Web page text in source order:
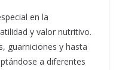
en la
y valor nutritivo.
guarniciones y hasta
a diferentes